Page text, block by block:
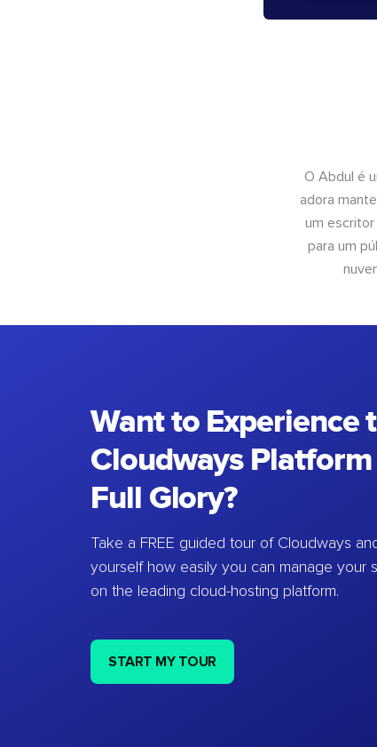
O Abdul é
adora
um
para um
Want to Experience
Cloudways
Full Glory?
Take a FREE guided tour of Cloudways
yourself how easily you can manage your
on the leading cloud-hosting platform.
START MY TOUR